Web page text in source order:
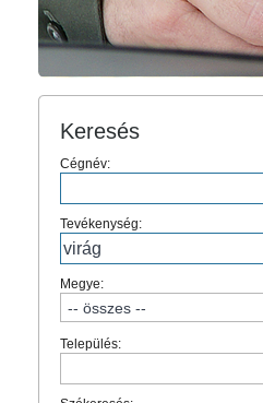
Keresés
Cégnév:
Tevékenység:
Megye:
Település: